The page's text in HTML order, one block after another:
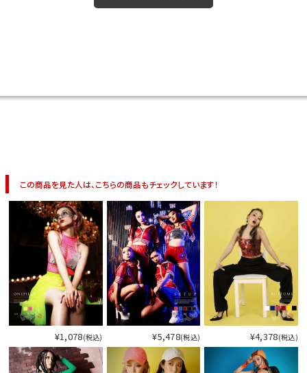
今活
この商品を見た人は、こちらの商品もチェックしています！
¥1,078(税込) ¥5,478(税込) ¥4,378(税込)